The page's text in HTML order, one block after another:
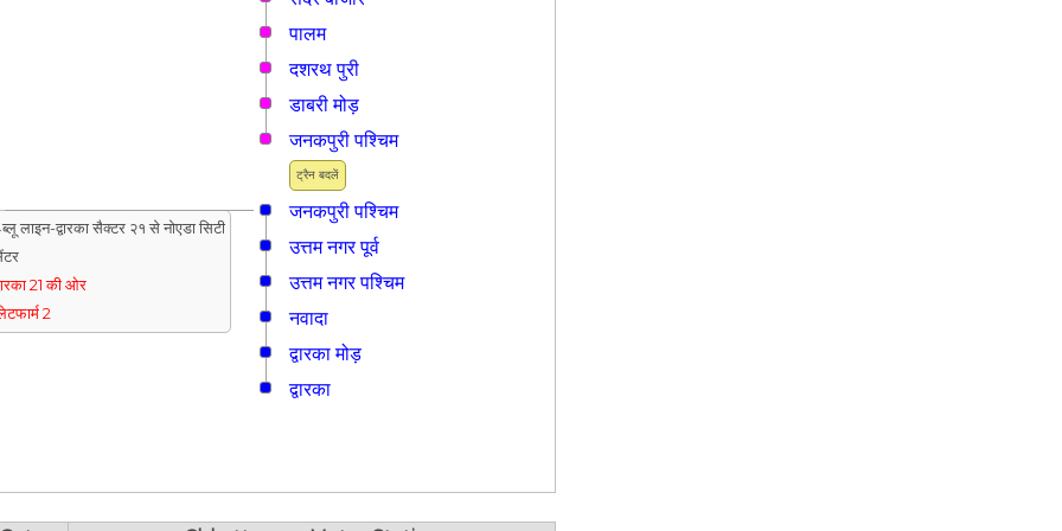
पालम
दशरथ पुरी
डाबरी मोड़
ट्रैन बदलें
जनकपुरी पश्चिम
जनकपुरी पश्चिम
लाइन-द्वारका सैक्टर २१ से नोएडा सिटी
21 की ओर
2
उत्तम नगर पूर्व
उत्तम नगर पश्चिम
नवादा
द्वारका मोड़
द्वारका